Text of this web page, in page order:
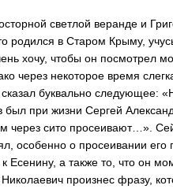
светлой веранде и
родился в Старом Крыму,
хочу, чтобы он посмотрел
через некоторое время
буквально следующее:
был при жизни Сергей
через сито просеивают…».
особенно о просеивании его
Есенину, а также то, что он
произнес фразу,